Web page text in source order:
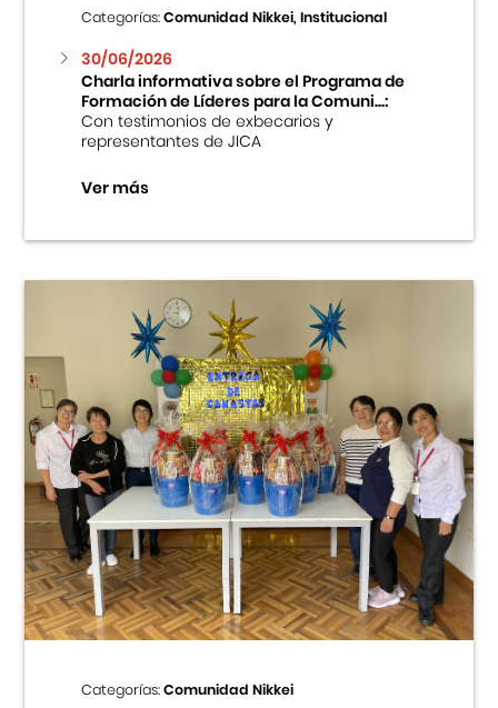
Categorías:Comunidad Nikkei, Institucional
30/06/2026
Charla informativa sobre el Programa de
Formación de Líderes para la Comuni...:
Con testimonios de exbecarios y
representantes de JICA
Ver más
Categorías:Comunidad Nikkei